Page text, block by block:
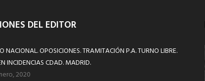
DEL EDITOR
NACIONAL. OPOSICIONES. TRAMITACIÓN P.A. TURNO LIBRE.
INCIDENCIAS CDAD. MADRID.
2020